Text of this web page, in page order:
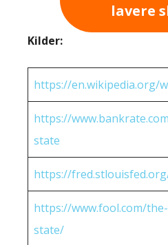
lavere
Kilder:
https://en.wikipedia.org/
https://
state
https://
https://www.fool.com/
state/